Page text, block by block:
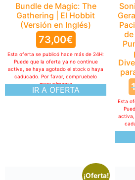
Bundle de Magic: The
Gathering | El Hobbit
(Versión en Inglés)
73,00€
IR A OFERTA
Esta oferta se publicó hace más de 24H:
Puede que la oferta ya no continue
activa, se haya agotado el stock o haya
caducado. Por favor, compruebelo
manualmente
Esta
activa,
¡Oferta!